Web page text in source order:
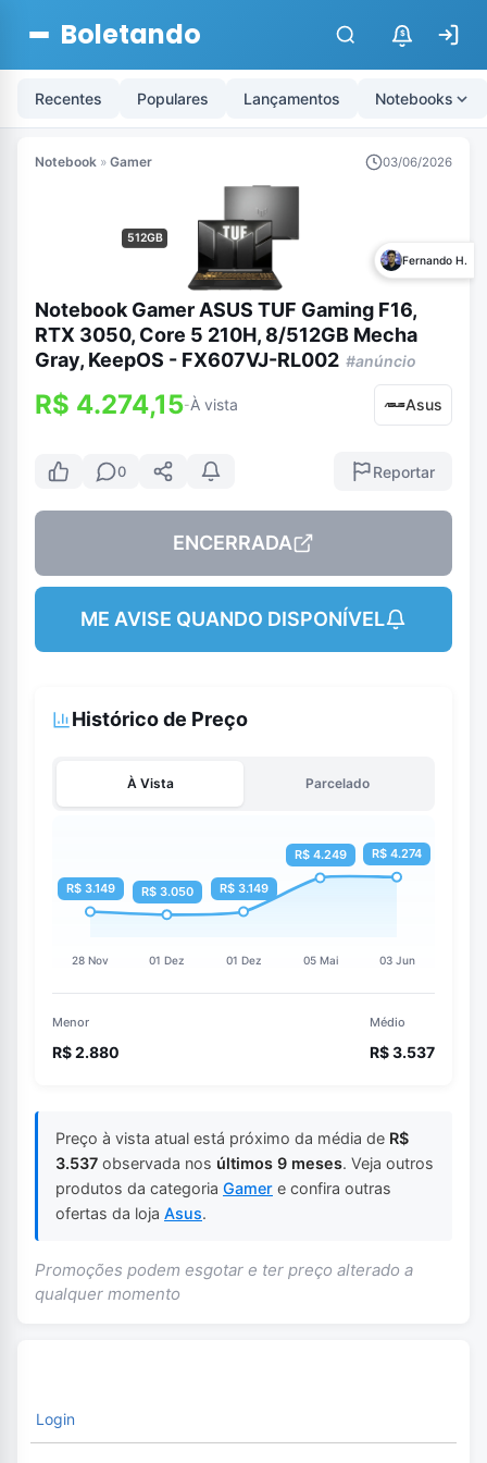
Boletando $
Recentes Populares Lançamentos Notebooks
Notebook » Gamer 03/06/2026
512GB
Fernando H.
Notebook Gamer ASUS TUF Gaming F16,
RTX 3050, Core 5 210H, 8/512GB Mecha
Gray, KeepOS - FX607VJ-RL002 #anúncio
R$ 4.274,15-À vista Asus
0 Reportar
ENCERRADA
ME AVISE QUANDO DISPONÍVEL
Histórico de Preço
À Vista Parcelado
Menor
R$ 2.880
Médio
R$ 3.537
Preço à vista atual está próximo da média de R$
3.537 observada nos últimos 9 meses. Veja outros
produtos da categoria Gamer e confira outras
ofertas da loja Asus.
Promoções podem esgotar e ter preço alterado a
qualquer momento
Login